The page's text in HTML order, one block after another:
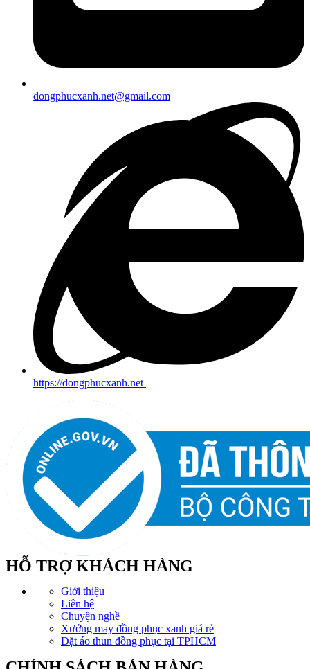
dongphucxanh.net@gmail.com
https://dongphucxanh.net
HỖ TRỢ KHÁCH HÀNG
Giới thiệu
Liên hệ
Chuyện nghề
Xưởng may đồng phục xanh giá rẻ
Đặt áo thun đồng phục tại TPHCM